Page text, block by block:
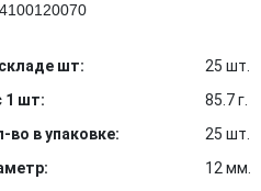
шт:
25 шт.
1 шт:
85.7 г.
во в упаковке:
25 шт.
12 мм.